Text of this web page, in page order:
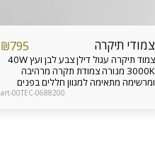
צמודי תיקרה ₪795
צמוד תיקרה עגול דילן צבע לבן ועץ 40W
3000K מנורה צמודת תקרה מרהיבה
ומרשימה מתאימה למגוון חללים בפנים
הבית כגון סלון, כניסה, חדרים ועוד אחריות
art-00TEC-0688200